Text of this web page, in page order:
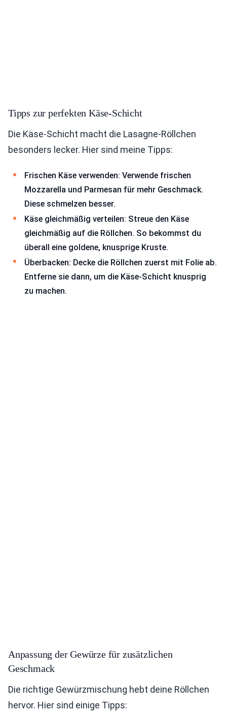
Tipps zur perfekten Käse-Schicht
Die Käse-Schicht macht die Lasagne-Röllchen
besonders lecker. Hier sind meine Tipps:
Frischen Käse verwenden: Verwende frischen
Mozzarella und Parmesan für mehr Geschmack.
Diese schmelzen besser.
Käse gleichmäßig verteilen: Streue den Käse
gleichmäßig auf die Röllchen. So bekommst du
überall eine goldene, knusprige Kruste.
Überbacken: Decke die Röllchen zuerst mit Folie ab.
Entferne sie dann, um die Käse-Schicht knusprig
zu machen.
Anpassung der Gewürze für zusätzlichen
Geschmack
Die richtige Gewürzmischung hebt deine Röllchen
hervor. Hier sind einige Tipps: